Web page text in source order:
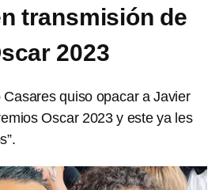
transmisión de
2023
quiso opacar a Javier
Oscar 2023 y este ya les